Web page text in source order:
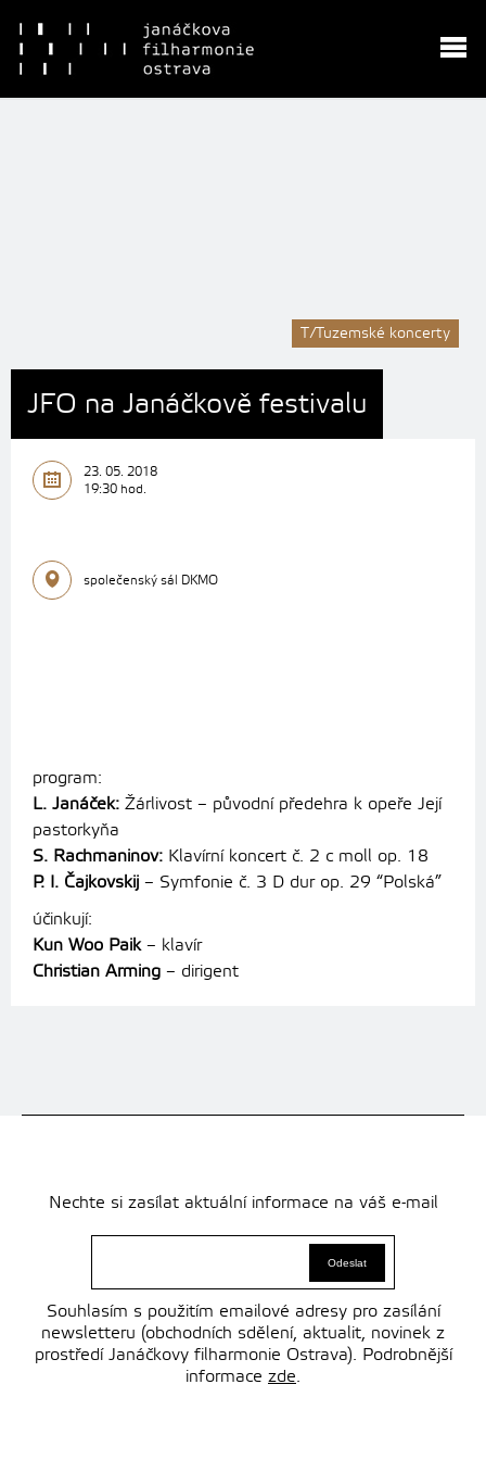
T/Tuzemské koncerty
JFO na Janáčkově festivalu
23. 05. 2018
19:30 hod.
společenský sál DKMO
program:
L. Janáček: Žárlivost – původní předehra k opeře Její
pastorkyňa
S. Rachmaninov: Klavírní koncert č. 2 c moll op. 18
P. I. Čajkovskij – Symfonie č. 3 D dur op. 29 “Polská”
účinkují:
Kun Woo Paik– klavír
Christian Arming – dirigent
Nechte si zasílat aktuální informace na váš e-mail
Souhlasím s použitím emailové adresy pro zasílání
newsletteru (obchodních sdělení, aktualit, novinek z
prostředí Janáčkovy filharmonie Ostrava). Podrobnější
informace zde.